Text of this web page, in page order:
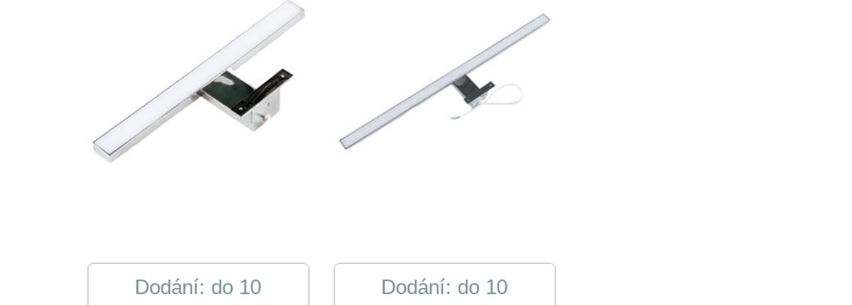
Dodání: do 10
Dodání: do 10